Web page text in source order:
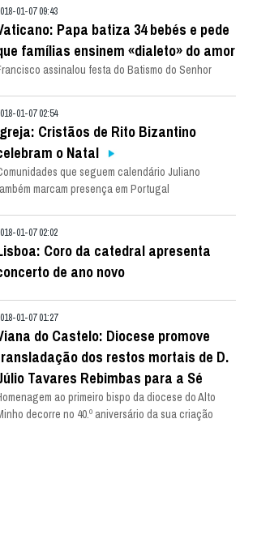
01-07 09:43
Papa batiza 34 bebés e pede
famílias ensinem «dialeto» do amor
assinalou festa do Batismo do Senhor
01-07 02:54
Cristãos de Rito Bizantino
o Natal
que seguem calendário Juliano
marcam presença em Portugal
01-07 02:02
Coro da catedral apresenta
de ano novo
01-07 01:27
do Castelo: Diocese promove
dos restos mortais de D.
Tavares Rebimbas para a Sé
ao primeiro bispo da diocese do Alto
decorre no 40.º aniversário da sua criação